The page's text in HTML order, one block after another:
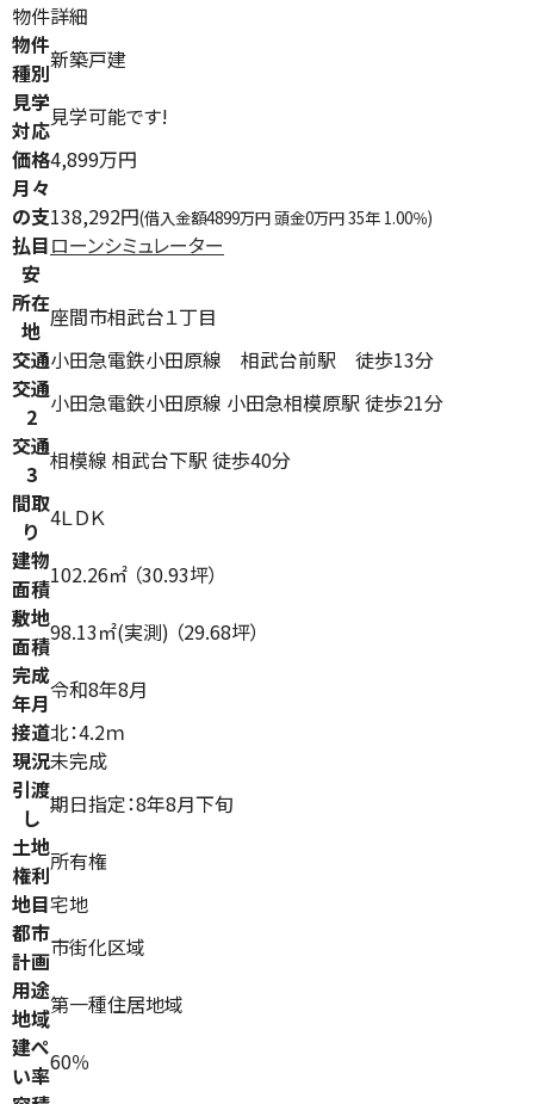
物件詳細
物件
種別新築戸建
見学
対応見学可能です!
価格4,899万円
月々
の支
払目
安
138,292円(借入金額4899万円 頭金0万円 35年 1.00％)
ローンシミュレーター
所在
地 座間市相武台１丁目
交通小田急電鉄小田原線 相武台前駅 徒歩13分
交通
2 小田急電鉄小田原線 小田急相模原駅 徒歩21分
交通
3 相模線 相武台下駅 徒歩40分
間取
り 4ＬＤＫ
建物
面積102.26㎡ （30.93坪）
敷地
面積98.13㎡(実測) （29.68坪）
完成
年月令和8年8月
接道北：4.2ｍ
現況未完成
引渡
し 期日指定：8年8月下旬
土地
権利所有権
地目宅地
都市
計画市街化区域
用途
地域第一種住居地域
建ぺ
い率60％